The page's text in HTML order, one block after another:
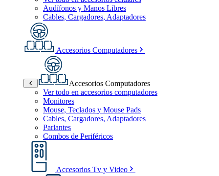
Audífonos y Manos Libres
Cables, Cargadores, Adaptadores
Accesorios Computadores
Accesorios Computadores
Ver todo en accesorios computadores
Monitores
Mouse, Teclados y Mouse Pads
Cables, Cargadores, Adaptadores
Parlantes
Combos de Periféricos
Accesorios Tv y Video